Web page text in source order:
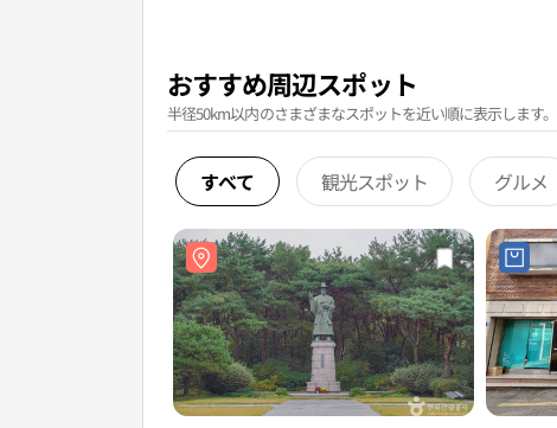
おすすめ周辺スポット
半径50km以内のさまざまなスポットを近い順に表示します。
すべて 観光スポット グルメ